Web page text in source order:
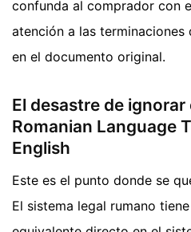
confunda al comprador con
atención a las
en el documento original.
El desastre de
Romanian Language
English
Este es el punto donde se
El sistema legal rumano